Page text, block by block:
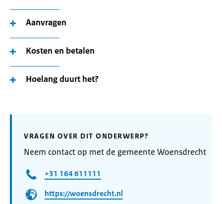
Aanvragen
Kosten en betalen
Hoelang duurt het?
VRAGEN OVER DIT ONDERWERP?
Neem contact op met de gemeente Woensdrecht
+31 164 611111
https://woensdrecht.nl